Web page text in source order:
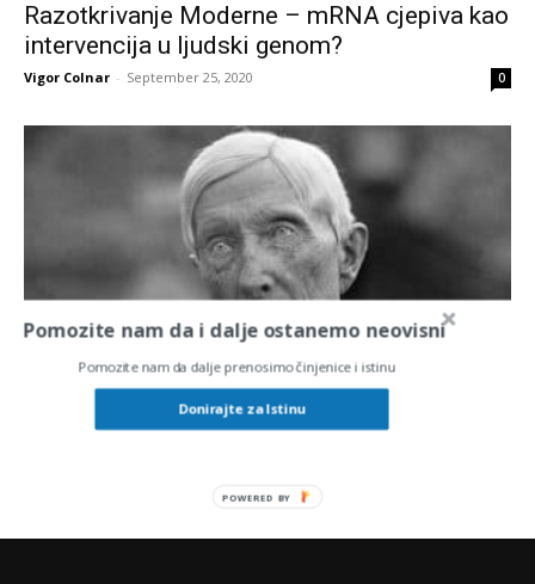
Razotkrivanje Moderne – mRNA cjepiva kao
intervencija u ljudski genom?
Vigor Colnar - September 25, 2020 0
Kako je Rockefeller osnovao svjetsku
farmaciju i uništio prirodne lijekove
Pomozite nam da i dalje ostanemo neovisni
Pomozite nam da dalje prenosimo činjenice i istinu
Donirajte za Istinu
POWERED BY